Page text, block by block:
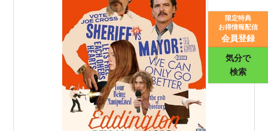
映画記事
映画評価
限定特典
お得情報配信
会員登録
気分で
検索